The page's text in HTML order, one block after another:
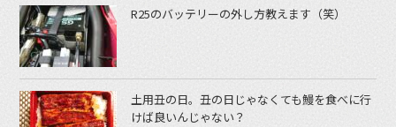
R25のバッテリーの外し方教えます（笑）
土用丑の日。丑の日じゃなくても鰻を食べに行
けば良いんじゃない？